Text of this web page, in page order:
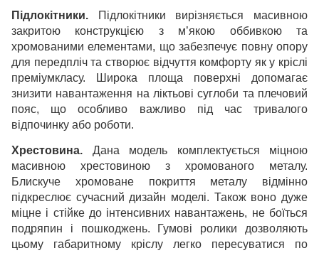
Підлокітники. Підлокітники вирізняється масивною
закритою конструкцією з м’якою оббивкою та
хромованими елементами, що забезпечує повну опору
для передпліч та створює відчуття комфорту як у кріслі
преміумкласу. Широка площа поверхні допомагає
знизити навантаження на ліктьові суглоби та плечовий
пояс, що особливо важливо під час тривалого
відпочинку або роботи.
Хрестовина. Дана модель комплектується міцною
масивною хрестовиною з хромованого металу.
Блискуче хромоване покриття металу відмінно
підкреслює сучасний дизайн моделі. Також воно дуже
міцне і стійке до інтенсивних навантажень, не боїться
подряпин і пошкоджень. Гумові ролики дозволяють
цьому габаритному кріслу легко пересуватися по